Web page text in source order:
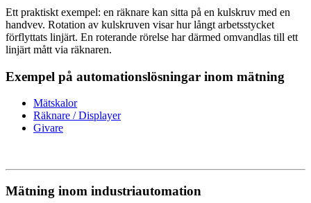
Maskinsäkerhet
LjusridåerLjustorn
Varningsljud
Varningsljus
Ett praktiskt exempel: en räknare kan sitta på en kulskruv med en
handvev. Rotation av kulskruven visar hur långt arbetsstycket
förflyttats linjärt. En roterande rörelse har därmed omvandlas till ett
linjärt mått via räknaren.
Exempel på automationslösningar inom mätning
Mätskalor
Räknare / Displayer
Givare
Mätning inom industriautomation